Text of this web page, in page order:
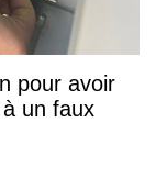
pour avoir
un faux